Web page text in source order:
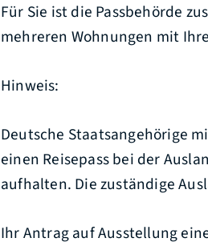
Für Sie ist die Passbehörde
mehreren Wohnungen mit
Hinweis:
Deutsche Staatsangehörige
einen Reisepass bei der
aufhalten. Die zuständige
Ihr Antrag auf Ausstellung